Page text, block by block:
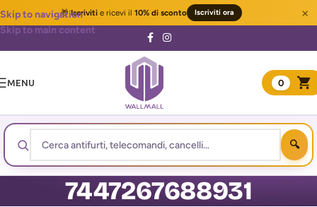
🎁Iscrivitie ricevi il 10% di sconto Iscriviti ora ×
Skip to navigation
Skip to main content
MENU 0
7447267688931